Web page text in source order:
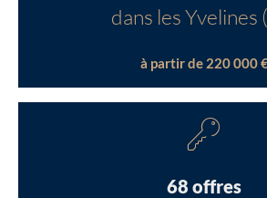
dans les Yvelines
à partir de 220 000
68 offres